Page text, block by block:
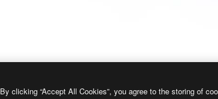
By clicking “Accept All Cookies”, you agree to the storing of